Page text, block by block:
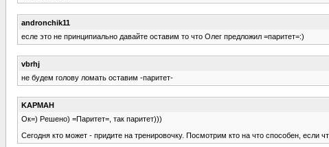
andronchik11
есле это не принципиально давайте оставим то что Олег предложил =паритет=:)
vbrhj
не будем голову ломать оставим -паритет-
KAPMAH
Ок=) Решено) =Паритет=, так паритет)))
Сегодня кто может - придите на тренировочку. Посмотрим кто на что способен, если